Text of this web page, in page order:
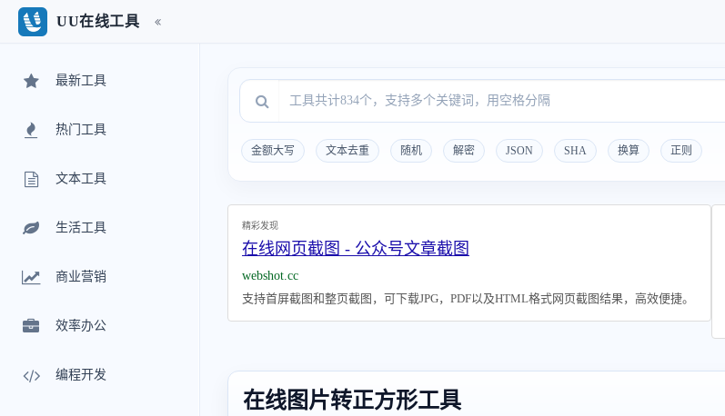
最新工具
热门工具
文本工具
生活工具
商业营销
效率办公
编程开发
UU在线工具
金额大写 文本去重 随机 解密 JSON SHA 换算 正则
精彩发现
在线网页截图 - 公众号文章截图
webshot.cc
支持首屏截图和整页截图，可下载JPG，PDF以及HTML格式网页截图结果，高效便捷。
在线图片转正方形工具